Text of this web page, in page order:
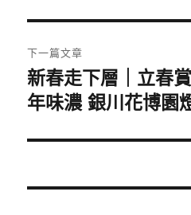
覽
文
章:
下一篇文章
下
一
文
新春走下層｜立春
年味濃 銀川花博園